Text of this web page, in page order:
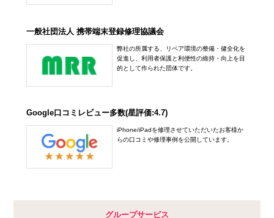
一般社団法人 携帯端末登録修理協議会
弊社の所属する、リペア環境の整備・健全化を
促進し、利用者保護と利便性の維持・向上を目
的として作られた団体です。
Google口コミレビュー多数(星評価:4.7)
iPhone/iPadを修理させていただいたお客様か
らの口コミや修理事例を公開しています。
グループサービス